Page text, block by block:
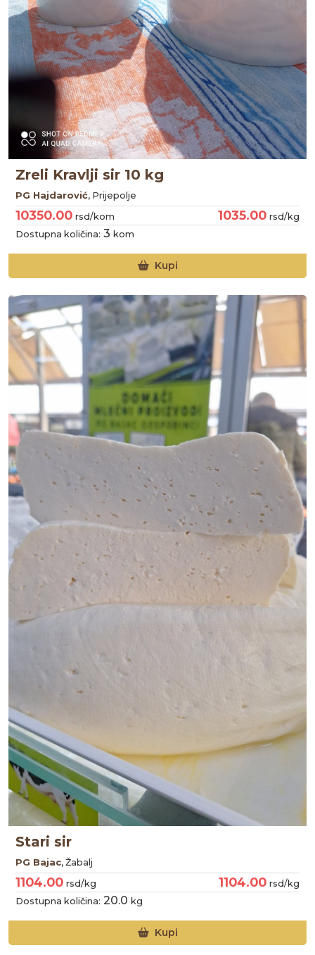
Zreli Kravlji sir 10 kg
PG Hajdarović, Prijepolje
10350.00 rsd/kom 1035.00 rsd/kg
Dostupna količina: 3 kom
Kupi
Stari sir
PG Bajac, Žabalj
1104.00 rsd/kg 1104.00 rsd/kg
Dostupna količina: 20.0 kg
Kupi